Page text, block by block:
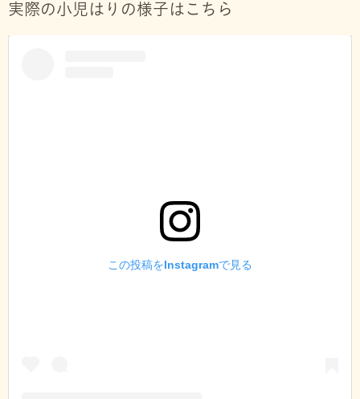
実際の小児はりの様子はこちら
この投稿をInstagramで見る